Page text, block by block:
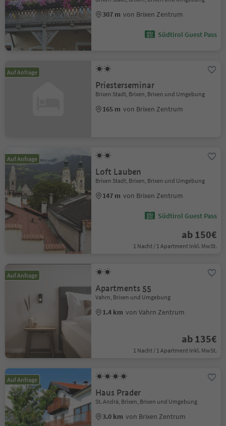
307 m von Brixen Zentrum
Südtirol Guest Pass
Auf Anfrage
Priesterseminar
Brixen Stadt, Brixen, Brixen und Umgebung
165 m von Brixen Zentrum
Auf Anfrage
Loft Lauben
Brixen Stadt, Brixen, Brixen und Umgebung
147 m von Brixen Zentrum
Südtirol Guest Pass
ab 150€
1 Nacht / 1 Apartment Inkl. MwSt.
Auf Anfrage
Apartments 55
Vahrn, Brixen und Umgebung
1.4 km von Vahrn Zentrum
ab 135€
1 Nacht / 1 Apartment Inkl. MwSt.
Auf Anfrage
Haus Prader
St. Andrä, Brixen, Brixen und Umgebung
3.0 km von Brixen Zentrum